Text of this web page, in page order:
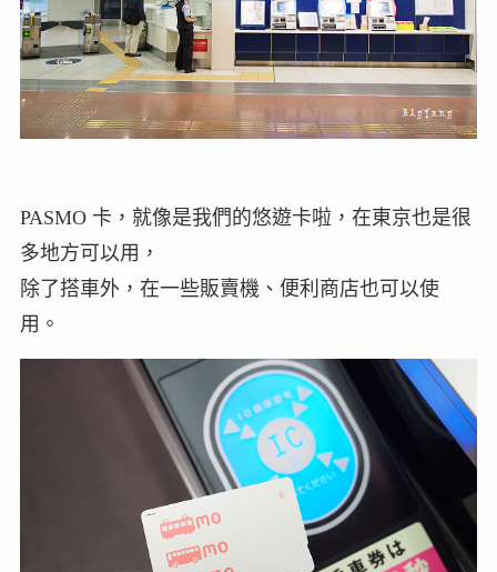
PASMO 卡，就像是我們的悠遊卡啦，在東京也是很
多地方可以用，
除了搭車外，在一些販賣機、便利商店也可以使
用。